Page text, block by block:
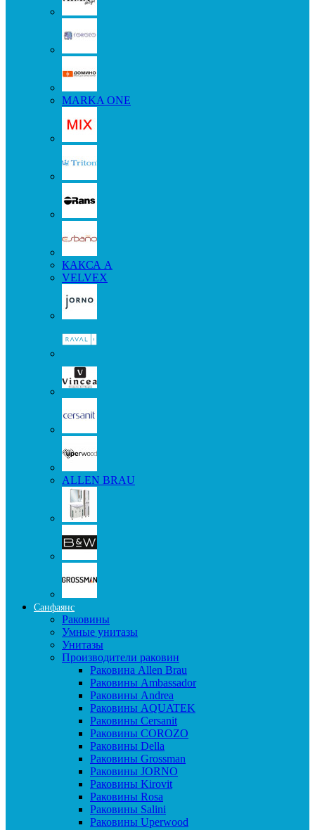
MARKA ONE
КАКСА А
VELVEX
ALLEN BRAU
Санфаянс
Раковины
Умные унитазы
Унитазы
Производители раковин
Раковина Allen Brau
Раковины Ambassador
Раковины Andrea
Раковины AQUATEK
Раковины Cersanit
Раковины COROZO
Раковины Della
Раковины Grossman
Раковины JORNO
Раковины Kirovit
Раковины Rosa
Раковины Salini
Раковины Uperwood